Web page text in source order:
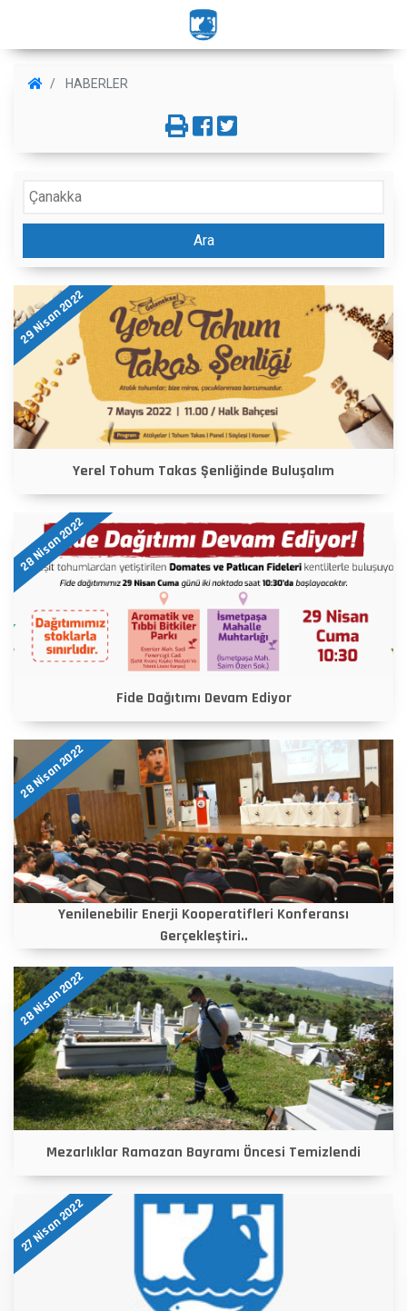
HABERLER
Ara
29 Nisan 2022
Yerel Tohum Takas Şenliğinde Buluşalım
28 Nisan 2022
Fide Dağıtımı Devam Ediyor
28 Nisan 2022
Yenilenebilir Enerji Kooperatifleri Konferansı
Gerçekleştiri..
28 Nisan 2022
Mezarlıklar Ramazan Bayramı Öncesi Temizlendi
27 Nisan 2022